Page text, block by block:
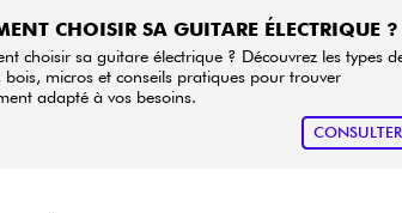
CHOISIR SA GUITARE ÉLECTRIQUE ?
choisir sa guitare électrique ? Découvrez les types
bois, micros et conseils pratiques pour trouver
adapté à vos besoins.
CONSULTER